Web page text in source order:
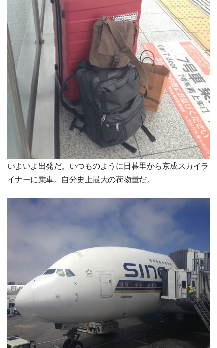
いよいよ出発だ。いつものように日暮里から京成スカイラ
イナーに乗車。自分史上最大の荷物量だ。